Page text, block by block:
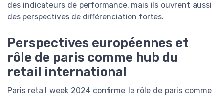
des indicateurs de performance, mais ils ouvrent aussi
des perspectives de différenciation fortes.
Perspectives européennes et
rôle de paris comme hub du
retail international
Paris retail week 2024 confirme le rôle de paris comme